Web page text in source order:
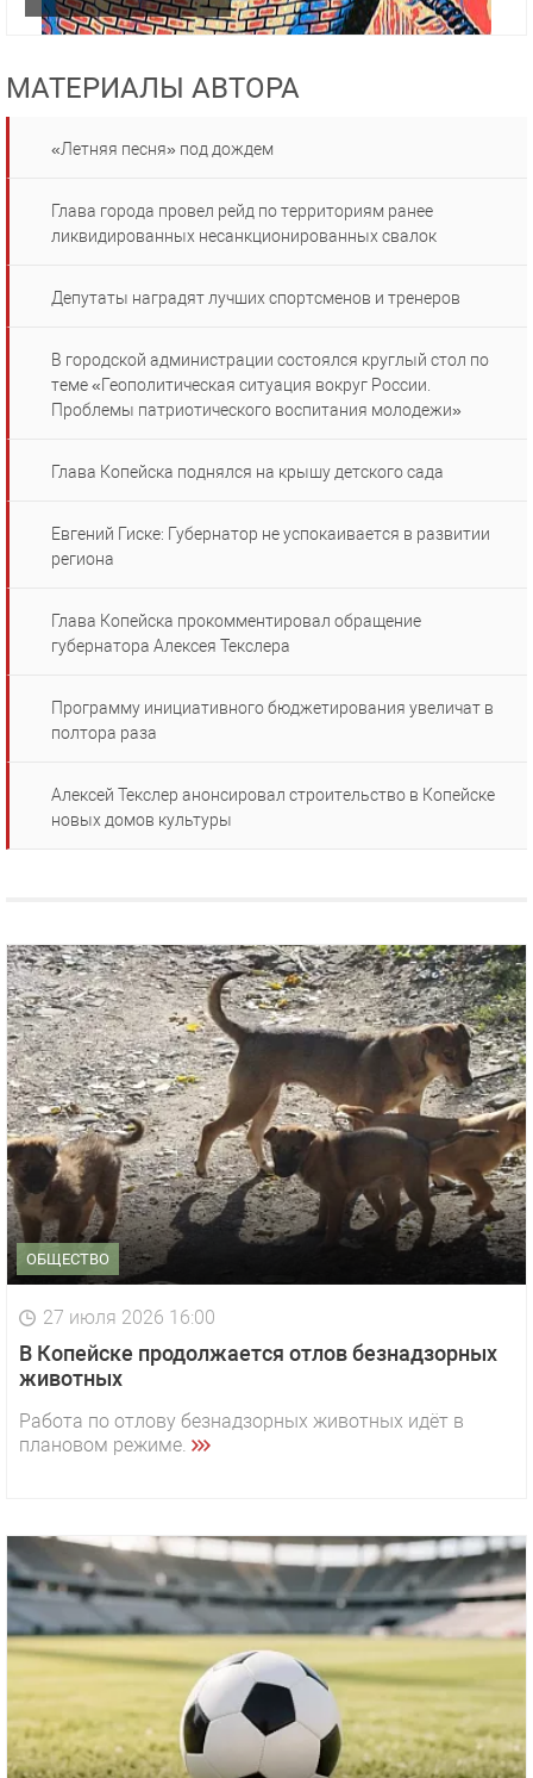
МАТЕРИАЛЫ АВТОРА
«Летняя песня» под дождем
Глава города провел рейд по территориям ранее
ликвидированных несанкционированных свалок
Депутаты наградят лучших спортсменов и тренеров
В городской администрации состоялся круглый стол по
теме «Геополитическая ситуация вокруг России.
Проблемы патриотического воспитания молодежи»
Глава Копейска поднялся на крышу детского сада
Евгений Гиске: Губернатор не успокаивается в развитии
региона
Глава Копейска прокомментировал обращение
губернатора Алексея Текслера
Программу инициативного бюджетирования увеличат в
полтора раза
Алексей Текслер анонсировал строительство в Копейске
новых домов культуры
ОБЩЕСТВО
27 июля 2026 16:00
В Копейске продолжается отлов безнадзорных
животных
Работа по отлову безнадзорных животных идёт в
плановом режиме.